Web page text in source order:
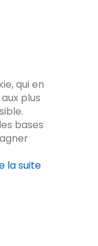
qui en
plus
bases
la suite